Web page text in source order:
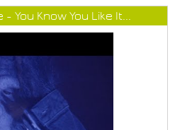
You Know You Like It...